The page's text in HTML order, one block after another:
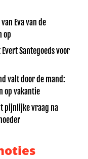
Eva van de
op
Evert Santegoeds voor
valt door de mand:
op vakantie
pijnlijke vraag na